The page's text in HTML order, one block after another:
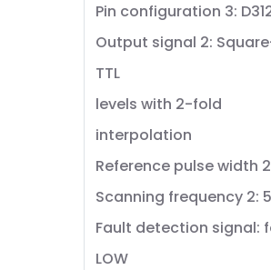
Pin configuration 3:
Output signal 2:
TTL
levels with 2-fold
interpolation
Reference pulse width
Scanning frequency 2:
Fault detection signal:
LOW